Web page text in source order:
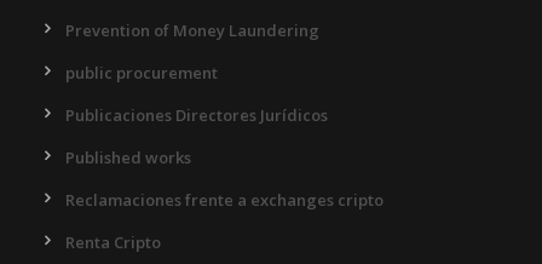
Prevention of Money Laundering
public procurement
Publicaciones Directores Jurídicos
Published works
Reclamaciones frente a exchanges cripto
Renta Cripto